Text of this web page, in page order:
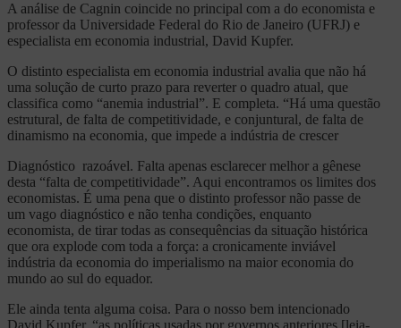
A análise de Cagnin coincide no principal com a do economista e
professor da Universidade Federal do Rio de Janeiro (UFRJ) e
especialista em economia industrial, David Kupfer.
O distinto especialista em economia industrial avalia que não há
uma solução de curto prazo para reverter o quadro atual, que
classifica como “anemia industrial”. E completa. “Há uma questão
estrutural, de falta de competitividade, e conjuntural, de falta de
dinamismo na economia, que impede a indústria de crescer
Diagnóstico razoável. Falta apenas esclarecer melhor a gênese
desta “falta de competitividade”. Aqui encontramos os limites dos
economistas. É uma pena que o distinto professor não passe de
um vago diagnóstico e não tenha condições, enquanto
economista, de tirar todas as consequências da situação histórica
que ora explode com toda a força: a cronicamente inviável
indústria da economia do imperialismo na maior economia do
mundo ao sul do equador.
Ele ainda tenta alguma coisa. Para o nosso bem intencionado
David Kupfer, “as políticas usadas por governos anteriores [leia-